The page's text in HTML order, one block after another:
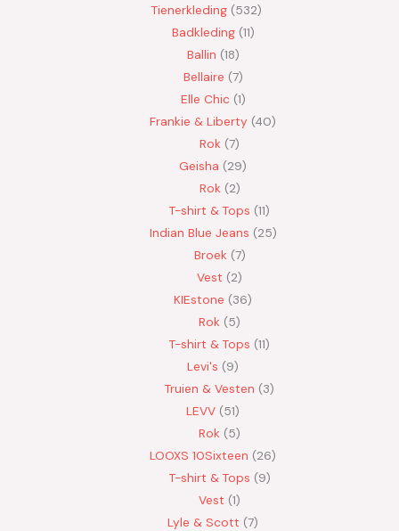
Tienerkleding 532
Badkleding 11
Ballin 18
Bellaire 7
Elle Chic 1
Frankie & Liberty 40
Rok 7
Geisha
29
Rok 2
T-shirt & Tops 11
Indian Blue Jeans 25
Broek 7
Vest
2
KIEstone
36
Rok 5
T-shirt & Tops 11
Levi's
9
Truien & Vesten
3
LEVV 51
Rok 5
LOOXS 10Sixteen
26
T-shirt & Tops 9
Vest 1
Lyle & Scott 7